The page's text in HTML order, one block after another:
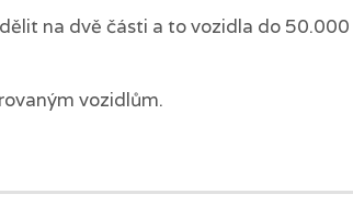
na dvě části a to vozidla do
vozidlům.